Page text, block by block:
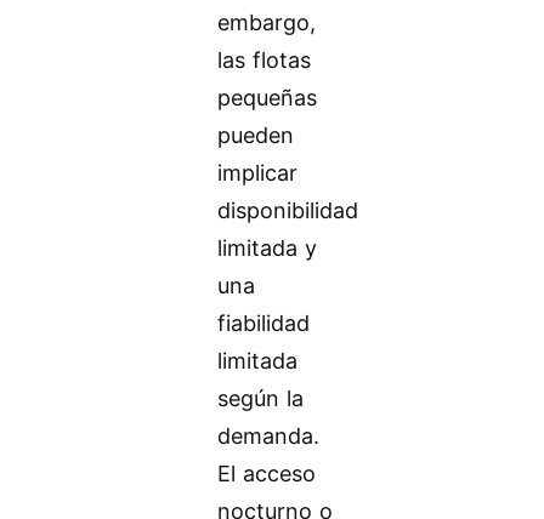
embargo,
las flotas
pequeñas
pueden
implicar
disponibilidad
limitada y
una
fiabilidad
limitada
según la
demanda.
El acceso
nocturno o